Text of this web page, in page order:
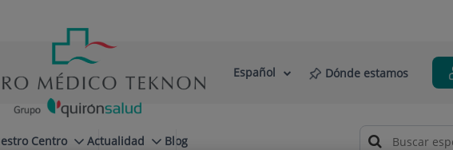
Selector
Idioma
Español Dónde estamos
Centro Actualidad Blog